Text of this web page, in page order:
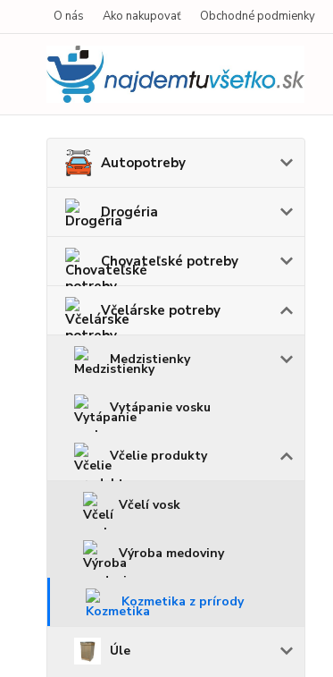
O nás Ako nakupovať Obchodné podmienky
Autopotreby
Drogéria
Chovateľské potreby
Včelárske potreby
Medzistienky
Vytápanie vosku
Včelie produkty
Včelí vosk
Výroba medoviny
Kozmetika z prírody
Úle